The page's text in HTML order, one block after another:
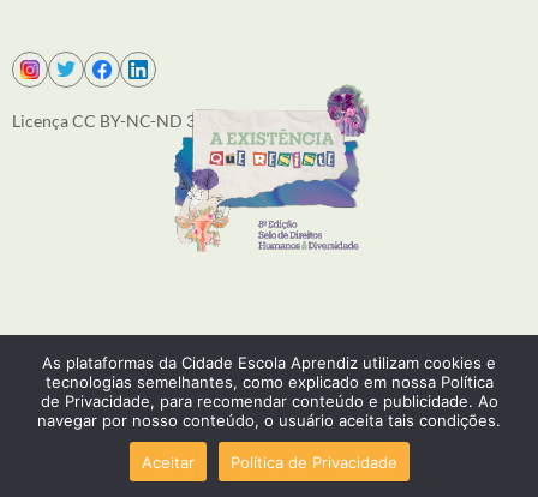
Licença CC BY-NC-ND 3.0
PRODUÇÕES
ACONTECE
COMO ATUAMOS
EQUIPE
As plataformas da Cidade Escola Aprendiz utilizam cookies e
tecnologias semelhantes, como explicado em nossa Política
de Privacidade, para recomendar conteúdo e publicidade. Ao
navegar por nosso conteúdo, o usuário aceita tais condições.
Aceitar Política de Privacidade